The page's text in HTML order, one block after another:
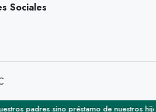
padres sino préstamo de nuestros hijos
Sociales